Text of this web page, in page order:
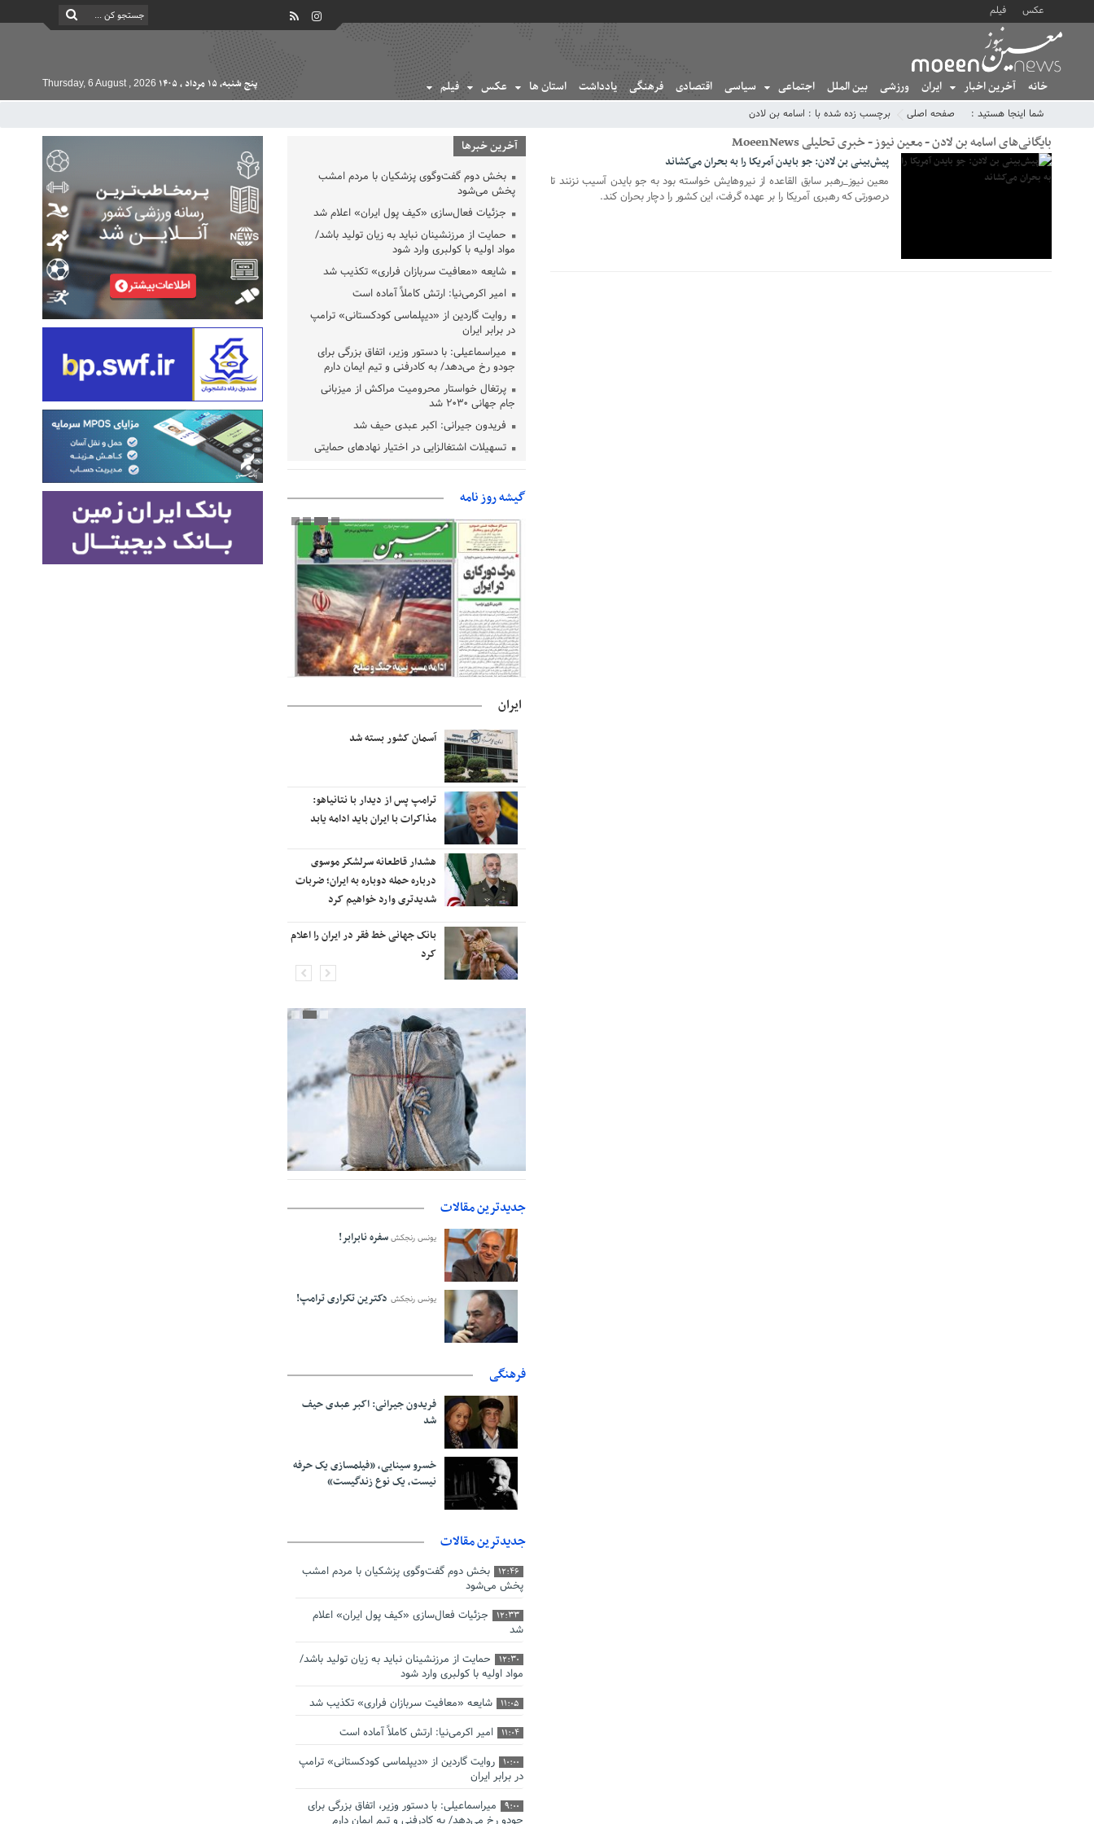
عکس فیلم
خانه آخرین اخبار ایران ورزشی بین الملل اجتماعی سیاسی اقتصادی فرهنگی یادداشت استان ها عکس فیلم پنج شنبه, ۱۵ مرداد , ۱۴۰۵ Thursday, 6 August , 2026
شما اینجا هستید : صفحه اصلی برچسب زده شده با : اسامه بن لادن
بایگانی‌های اسامه بن لادن - معین نیوز - خبری تحلیلی MoeenNews
22 آگوست 2021
پیش‌بینی بن لادن: جو بایدن آمریکا را به بحران می‌کشاند
معین نیوز_رهبر سابق القاعده از نیروهایش خواسته بود به جو بایدن آسیب نزنند تا
درصورتی که رهبری آمریکا را بر عهده گرفت، این کشور را دچار بحران کند.
آخرین خبرها
بخش دوم گفت‌وگوی پزشکیان با مردم امشب
پخش می‌شود
جزئیات فعال‌سازی «کیف پول ایران» اعلام شد
حمایت از مرزنشینان نباید به زیان تولید باشد/
مواد اولیه با کولبری وارد شود
شایعه «معافیت سربازان فراری» تکذیب شد
امیر اکرمی‌نیا: ارتش کاملاً آماده است
روایت گاردین از «دیپلماسی کودکستانی» ترامپ
در برابر ایران
میراسماعیلی: با دستور وزیر، اتفاق بزرگی برای
جودو رخ می‌دهد/ به کادرفنی و تیم ایمان دارم
پرتغال خواستار محرومیت مراکش از میزبانی
جام جهانی ۲۰۳۰ شد
فریدون جیرانی: اکبر عبدی حیف شد
تسهیلات اشتغالزایی در اختیار نهادهای حمایتی
فدراسیون فوتبال با حضور قلعه‌نویی مشخص شد
دفتر رهبر انقلاب: مطالب خارج از مراجع رسمی
فاقد سندیت است
بقائی: فضای مذاکرات فنی و سیاسی ایران و
عمان درباره تنگه هرمز، مثبت است
رئیس سازمان جهاد کشاورزی استان: کشاورزان
گیلان نسبت به دریافت یارانه کود اقدام کنند
تمدید مهلت اظهارنامه‌های مالیاتی سال ۱۴۰۴ تا
پایان شهریورماه
گیشه روز نامه
ایران
آسمان کشور بسته شد
ترامپ پس از دیدار با نتانیاهو:
مذاکرات با ایران باید ادامه یابد
هشدار قاطعانه سرلشکر موسوی
درباره حمله دوباره به ایران؛ ضربات
شدیدتری وارد خواهیم کرد
بانک جهانی خط فقر در ایران را اعلام
کرد
 
اولیه با کولبری وارد شود
جدیدترین مقالات
یونس رنجکشسفره نابرابر!
یونس رنجکش دکترین تکراری ترامپ!
فرهنگی
فریدون جیرانی: اکبر عبدی حیف
شد
خسرو سینایی، «فیلمسازی یک حرفه
نیست، یک نوع زندگیست»
جدیدترین مقالات
12:46
بخش دوم گفت‌وگوی پزشکیان با مردم امشب
پخش می‌شود
12:33
جزئیات فعال‌سازی «کیف پول ایران» اعلام
شد
12:30
حمایت از مرزنشینان نباید به زیان تولید باشد/
مواد اولیه با کولبری وارد شود
11:05 شایعه «معافیت سربازان فراری» تکذیب شد
11:04 امیر اکرمی‌نیا: ارتش کاملاً آماده است
10:00
روایت گاردین از «دیپلماسی کودکستانی» ترامپ
در برابر ایران
9:00
میراسماعیلی: با دستور وزیر، اتفاق بزرگی برای